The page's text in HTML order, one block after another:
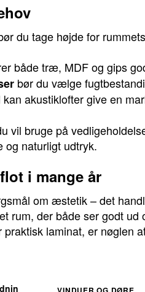
du tage højde for
både træ, MDF og gips
bør du vælge
akustiklofter give en
vil bruge på
naturligt udtryk.
i mange år
om æstetik – det
rum, der både ser godt
laminat, er nøglen